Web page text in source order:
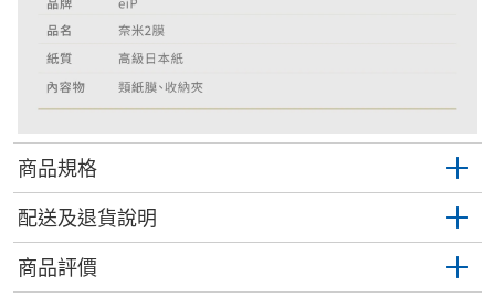
商品規格
配送及退貨說明
商品評價